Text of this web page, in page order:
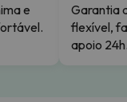
e
Garantia
flexível,
apoio 24h.